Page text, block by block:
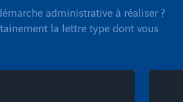
administrative à réaliser ?
la lettre type dont vous